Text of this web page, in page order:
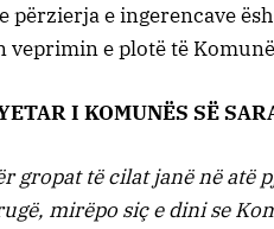
përzierja e ingerencave
veprimin e plotë të
I KOMUNËS SË
gropat të cilat janë në atë
mirëpo siç e dini se